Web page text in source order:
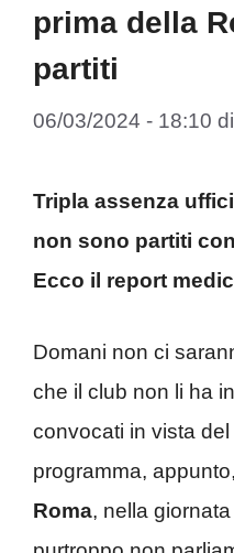
prima della
partiti
06/03/2024 - 18:10 di
Tripla assenza
non sono partiti
Ecco il report
Domani non ci
che il club non li ha
convocati in vista
programma,
Roma, nella